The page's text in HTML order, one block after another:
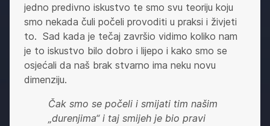
jedno predivno iskustvo te smo svu teoriju koju
smo nekada čuli počeli provoditi u praksi i živjeti
to. Sad kada je tečaj završio vidimo koliko nam
je to iskustvo bilo dobro i lijepo i kako smo se
osjećali da naš brak stvarno ima neku novu
dimenziju.
Čak smo se počeli i smijati tim našim
„durenjima“ i taj smijeh je bio pravi